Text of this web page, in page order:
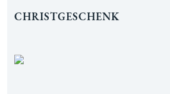
Christgeschenk